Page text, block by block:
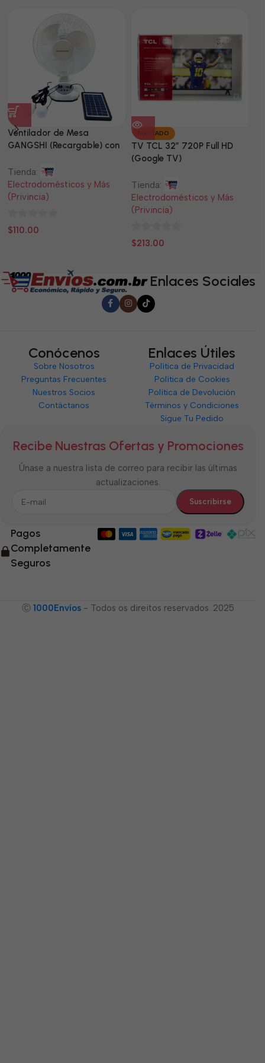
Ventilador de Mesa
GANGSHI (Recargable) con
Tienda:
Electrodomésticos y Más
(Privincia)
0
$110.00
AGOTADO
TV TCL 32” 720P Full HD
(Google TV)
Tienda:
Electrodomésticos y Más
(Privincia)
0
$213.00
Enlaces Sociales
Conócenos
Sobre Nosotros
Preguntas Frecuentes
Nuestros Socios
Contáctanos
Enlaces Útiles
Política de Privacidad
Política de Cookies
Política de Devolución
Términos y Condiciones
Sigue Tu Pedido
Recibe Nuestras Ofertas y Promociones
Únase a nuestra lista de correo para recibir las últimas
actualizaciones.
Pagos
Completamente
Seguros
Ⓒ 1000Envíos - Todos os direitos reservados. 2025